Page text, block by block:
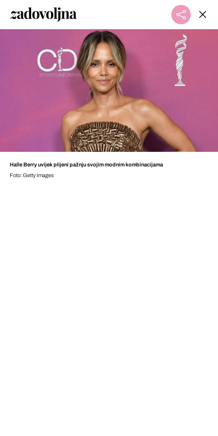
Halle Berry uvijek plijeni pažnju svojim modnim kombinacijama
Foto: Getty Images